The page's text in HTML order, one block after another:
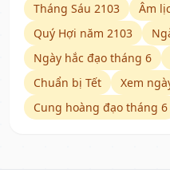
Tháng Sáu 2103
Âm
Quý Hợi năm 2103
Ngày hắc đạo tháng 6
Chuẩn bị Tết
Xem
Cung hoàng đạo tháng 6